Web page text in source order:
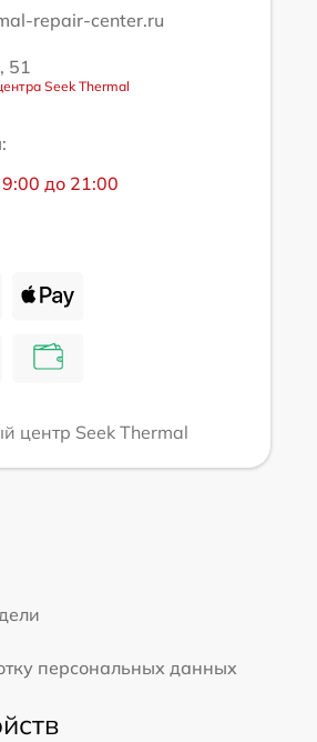
repair-center.ru
51
Seek Thermal
до 21:00
центр Seek Thermal
персональных данных